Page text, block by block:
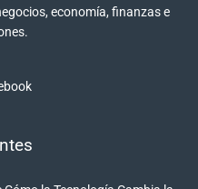
economía, finanzas e